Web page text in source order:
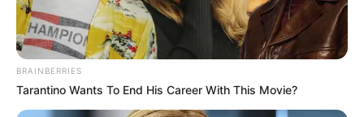
BRAINBERRIES
Tarantino Wants To End His Career With This Movie?